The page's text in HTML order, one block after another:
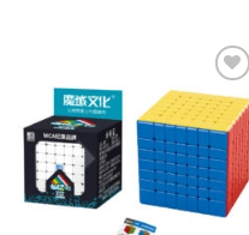
ほし
い！